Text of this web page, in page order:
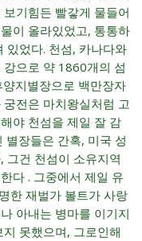
기힘든 빨갛게 물들어
이 올라있었고, 통통하
있었다. 천섬, 카나다와
으로 약 1860개의 섬
지별장으로 백만장자
전은 마치왕실처럼 고
야 천섬을 제일 잘 감
별장들은 간혹, 미국 성
그건 천섬이 소유지역
다 . 그중에서 제일 유
한 재벌가 볼트가 사랑
아내는 병마를 이기지
못했으며, 그로인해